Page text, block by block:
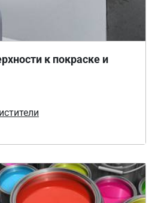
к покраске и